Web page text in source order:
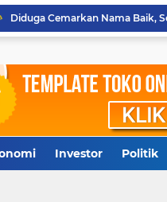
Antisipasi Antrean Panjang,
Polresta Deliserdang Tangkap
Tidak Diberi Pinjam Rp50 Juta,
Investor Politik